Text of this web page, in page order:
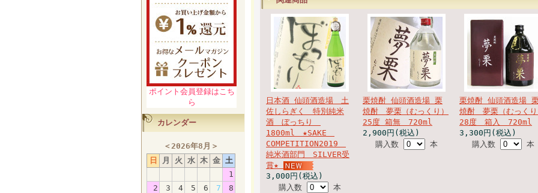
ポイント会員登録はこち
ら
カレンダー
＜2026年8月 ＞
日
月 火 水 木 金 土
1
2
3 4 5 6 7
8
日本酒 仙頭酒造場 土
佐しらぎく 特別純米
酒 ぼっちり
1800ml ★SAKE
COMPETITION2019
純米酒部門 SILVER受
賞★
3,000円(税込)
購入数
本
栗焼酎 仙頭酒造場 栗
焼酎 夢栗（むっくり）
25度 箱無 720ml
2,900円(税込)
購入数
本
栗焼酎 仙頭酒造場
焼酎 夢栗（むっく
28度 箱入 720ml
3,300円(税込)
購入数
本